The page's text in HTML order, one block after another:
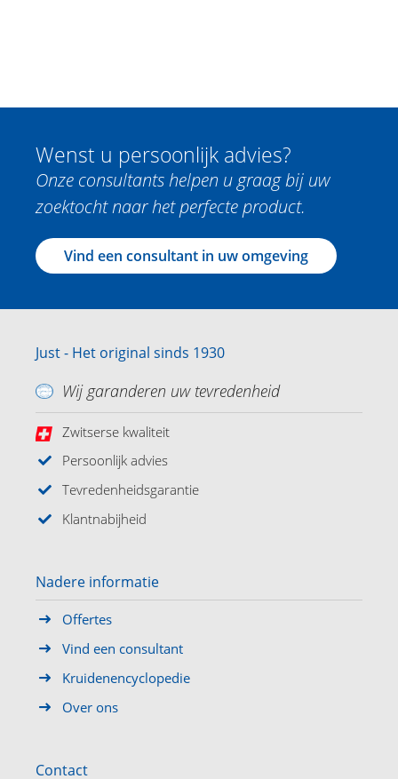
Wenst u persoonlijk advies?
Onze consultants helpen u graag bij uw
zoektocht naar het perfecte product.
Vind een consultant in uw omgeving
Just - Het original sinds 1930
Wij garanderen uw tevredenheid
Zwitserse kwaliteit
Persoonlijk advies
Tevredenheidsgarantie
Klantnabijheid
Nadere informatie
Offertes
Vind een consultant
Kruidenencyclopedie
Over ons
Contact